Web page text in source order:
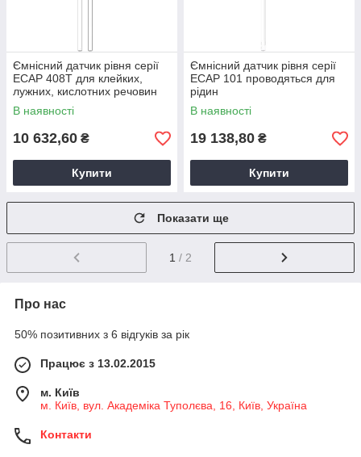
Ємнісний датчик рівня серії
ECAP 408T для клейких,
лужних, кислотних речовин
В наявності
10 632,60 ₴
Купити
Ємнісний датчик рівня серії
ECAP 101 проводяться для
рідин
В наявності
19 138,80 ₴
Купити
Показати ще
1 / 2
Про нас
50% позитивних з 6 відгуків за рік
Працює з 13.02.2015
м. Київ
м. Київ, вул. Академіка Туполєва, 16, Київ, Україна
Контакти